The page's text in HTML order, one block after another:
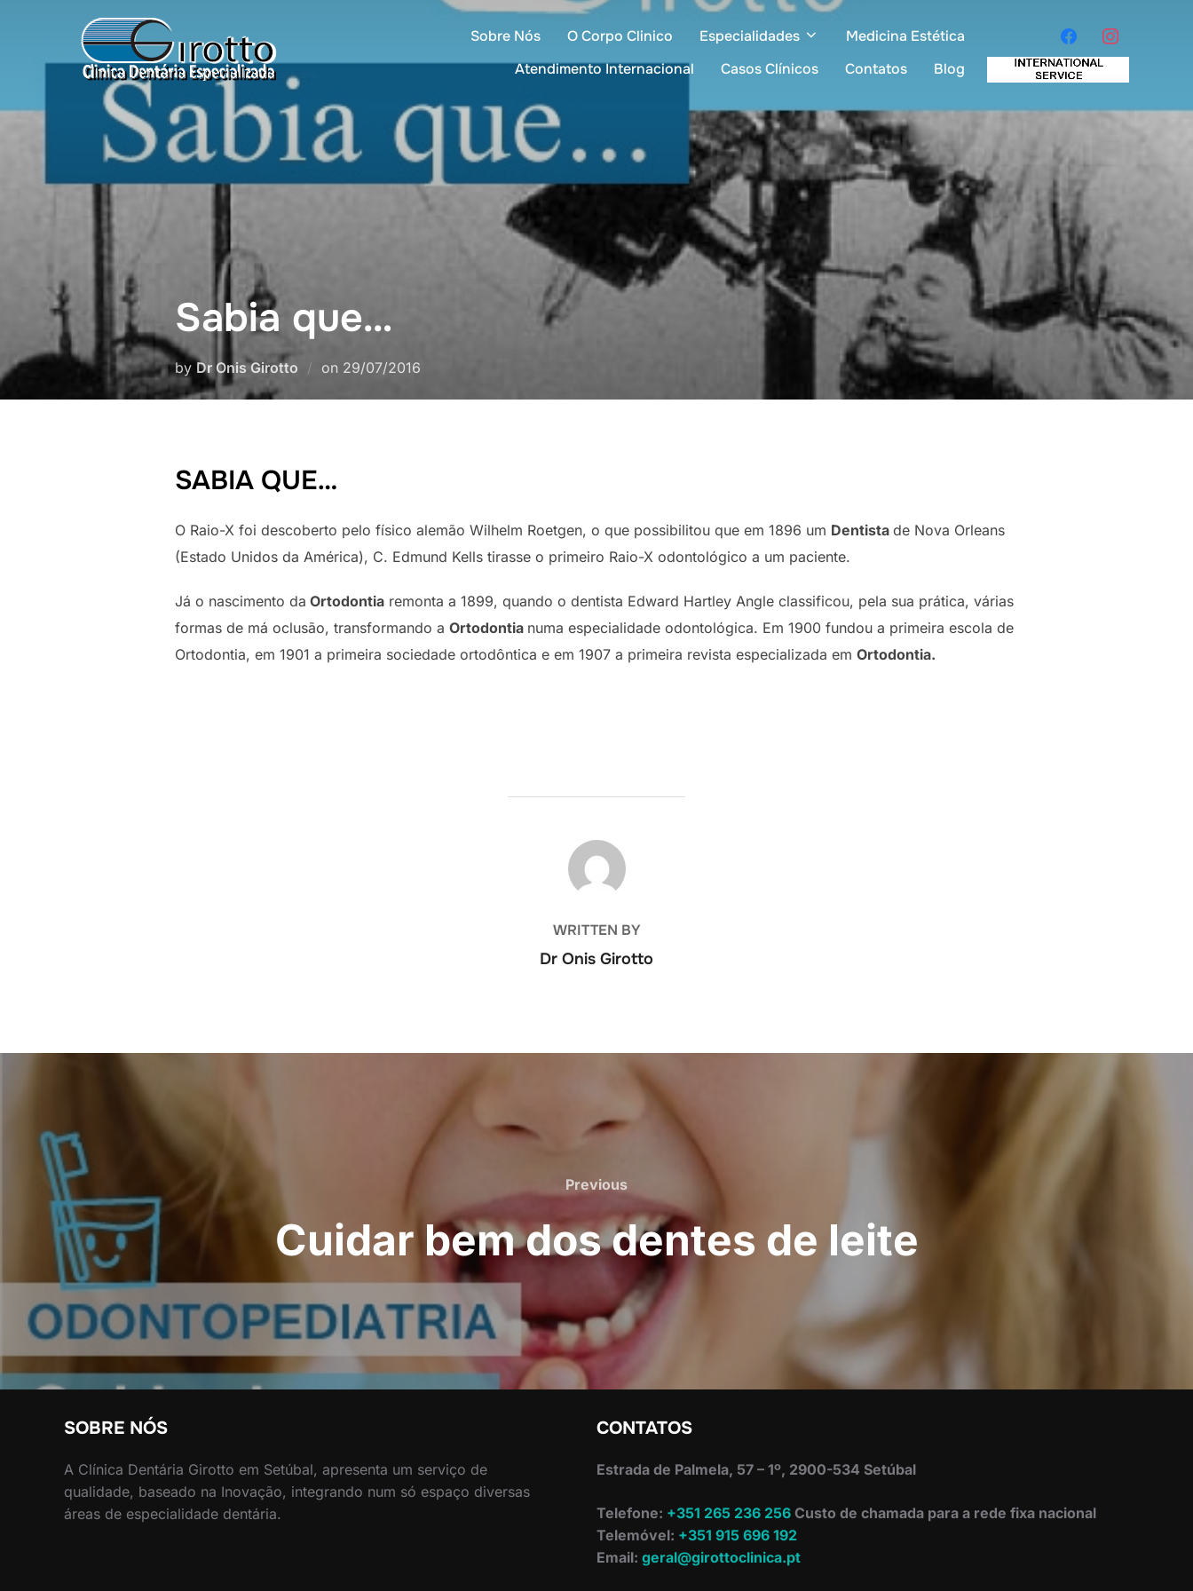
Sobre Nós O Corpo Clinico Especialidades
Medicina Estética
Atendimento Internacional
Casos Clínicos Contatos Blog
Sabia que…
by Dr Onis Girotto on 29/07/2016
SABIA QUE…
O Raio-X foi descoberto pelo físico alemão Wilhelm Roetgen, o que possibilitou que em 1896 um Dentista de Nova Orleans
(Estado Unidos da América), C. Edmund Kells tirasse o primeiro Raio-X odontológico a um paciente.
Já o nascimento da Ortodontia remonta a 1899, quando o dentista Edward Hartley Angle classificou, pela sua prática, várias
formas de má oclusão, transformando a Ortodontia numa especialidade odontológica. Em 1900 fundou a primeira escola de
Ortodontia, em 1901 a primeira sociedade ortodôntica e em 1907 a primeira revista especializada em Ortodontia.
POST AUTHOR
WRITTEN BY
Dr Onis Girotto
Previous
Cuidar bem dos dentes de leite
SOBRE NÓS
A Clínica Dentária Girotto em Setúbal, apresenta um serviço de
qualidade, baseado na Inovação, integrando num só espaço diversas
áreas de especialidade dentária.
CONTATOS
Estrada de Palmela, 57 – 1º, 2900-534 Setúbal
Telefone: +351 265 236 256 Custo de chamada para a rede fixa nacional
Telemóvel: +351 915 696 192
Email: geral@girottoclinica.pt